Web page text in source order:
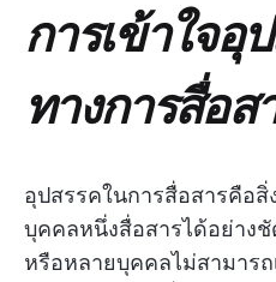
การเข้าใจอุ
ทางการสื่อส
อุปสรรคในการสื่อสารคือ
บุคคลหนึ่งสื่อสารได้อย่าง
หรือหลายบุคคลไม่สามาร